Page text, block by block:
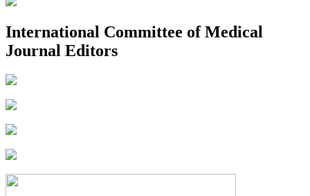
International Committee of Medical
Journal Editors